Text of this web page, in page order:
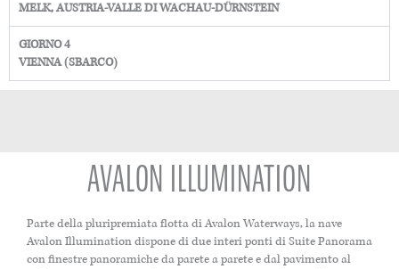
MELK, AUSTRIA-VALLE DI WACHAU-DÜRNSTEIN
GIORNO 4
VIENNA (SBARCO)
AVALON ILLUMINATION
Parte della pluripremiata flotta di Avalon Waterways, la nave
Avalon Illumination dispone di due interi ponti di Suite Panorama
con finestre panoramiche da parete a parete e dal pavimento al